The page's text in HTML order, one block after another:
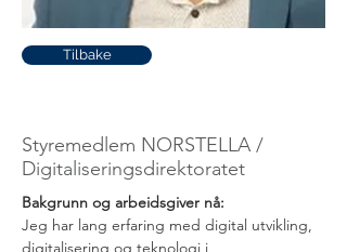
Tilbake
Styremedlem NORSTELLA /
Digitaliseringsdirektoratet
Bakgrunn og arbeidsgiver nå:
Jeg har lang erfaring med digital utvikling,
digitalisering og teknologi i